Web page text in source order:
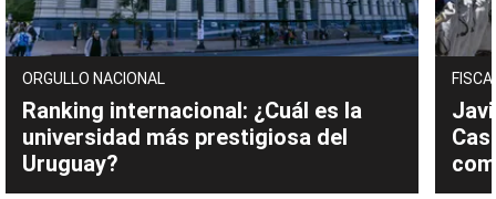
ORGULLO NACIONAL
Ranking internacional: ¿Cuál es la
universidad más prestigiosa del
Uruguay?